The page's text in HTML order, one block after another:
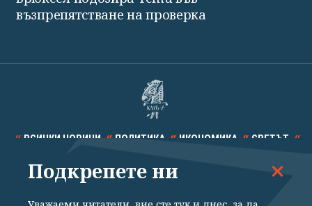
възпрепятстване на проверка
ВСИЧКИ НОВИНИ ПОЛИТИКА ИКОНОМИКА СВЕТЪТ
СПОРТ КУЛТУРА ТЕХНОЛОГИИ КАЛЕЙДОСКОП
Подкрепете ни